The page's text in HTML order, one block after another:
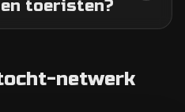
toeristen?
netwerk